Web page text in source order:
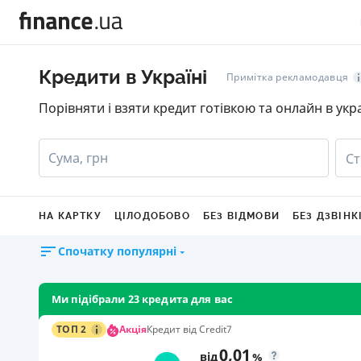
Кредити в Україні Примітка рекламодавця
Порівняти і взяти кредит готівкою та онлайн в
Сума, грн
НА КАРТКУ ЦІЛОДОБОВО БЕЗ ВІДМОВИ БЕЗ
Спочатку популярні
Ми підібрали 23 кредита для вас
ТОП 2 АкціяКредит від Credit7
від0,01 %